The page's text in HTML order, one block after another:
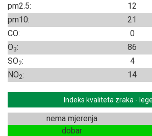
pm2.5:
12
pm10:
21
CO:
0
O3: 86
SO2: 4
NO2: 14
Indeks kvaliteta zraka -
nema mjerenja
dobar